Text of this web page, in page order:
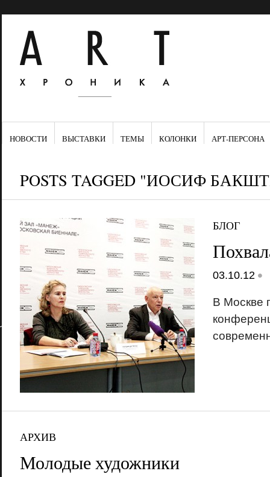
НОВОСТИ ВЫСТАВКИ ТЕМЫ КОЛОНКИ АРТ-ПЕРСОНА
POSTS TAGGED "ИОСИФ
БЛОГ
03.10.12 •
В Москве
АРХИВ
Молодые художники